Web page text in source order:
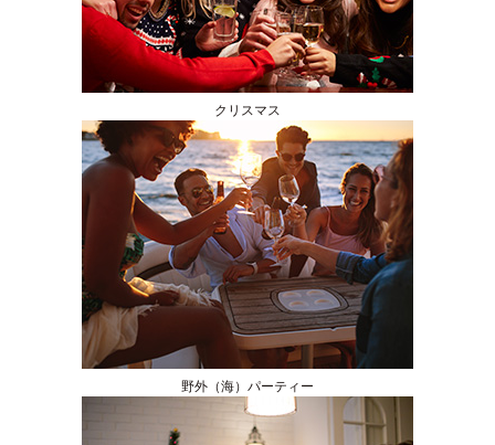
クリスマス
野外（海）パーティー